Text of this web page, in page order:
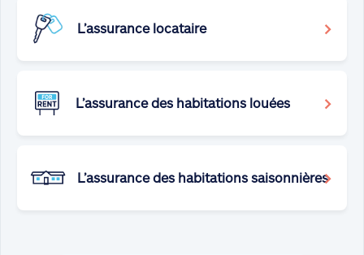
L’assurance locataire >
L’assurance des habitations louées >
L’assurance des habitations saisonnières>